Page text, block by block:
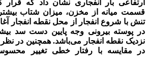
ارتفاعی بار انفجاری نشان داد که قرار
قسمت میانه از مخزن، میزان شتاب
تنش با شروع انفجار از محل نقطه انفجار
در پوسته بیرونی وجه پایین دست سد
نزدیک نقطه انفجار می‌باشد. همچنین در
در مقایسه با رفتار خطی تغییر